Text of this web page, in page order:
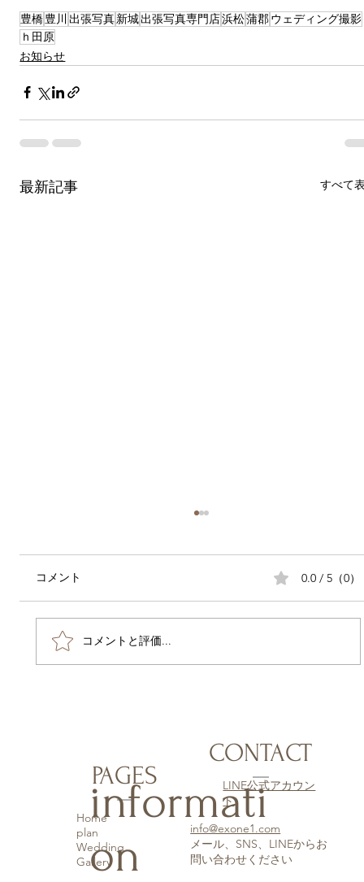
豊橋豊川 出張写真新城出張写真専門店浜松蒲郡ウェディング撮影
ｈ田原
お知らせ
最新記事 すべて
愛知県豊橋市を中心に個人向けの出張撮影専門
店として小さなお子さんから大人までの七五
していますハイフンと申します❗ 2022年8月24日
にひまわり撮影会を開催します！！ 完全予約制
となっております。...
コメント 0.0 / 5（0）
コメントと評価...
PAGES
Home
plan
Wedding
Gallery
CONTACT
LINE公式アカウン
ト
info@exone1.com
​メール、SNS、LINEからお
問い合わせください
informati
on